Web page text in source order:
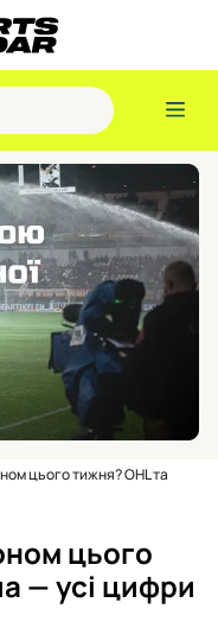
цього тижня? OHL та
цього
— усі цифри